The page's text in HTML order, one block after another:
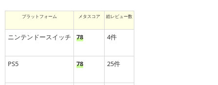
プラットフォーム メタスコア 総レビュー数
ニンテンドースイッチ 78 4件
PS5 78 25件